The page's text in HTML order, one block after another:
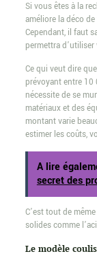
Si vous êtes à la
améliore la déco
Cependant, il faut
permettra
Ce qui veut dire
prévoyant entre 10
nécessite de se
matériaux et des
montant varie
estimer les coûts,
A lire
secret des
C’est tout de
solides comme
Le modèle